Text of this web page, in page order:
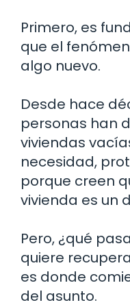
Primero, es
que el
algo nuevo.
Desde hace
personas han
viviendas
necesidad,
porque creen
vivienda es un
Pero, ¿qué
quiere
es donde
del asunto.